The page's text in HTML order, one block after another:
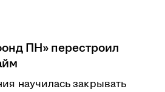
ПН» перестроил
научилась закрывать